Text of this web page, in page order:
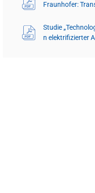
Fraunhofer:
Studie
n elektrifizierter